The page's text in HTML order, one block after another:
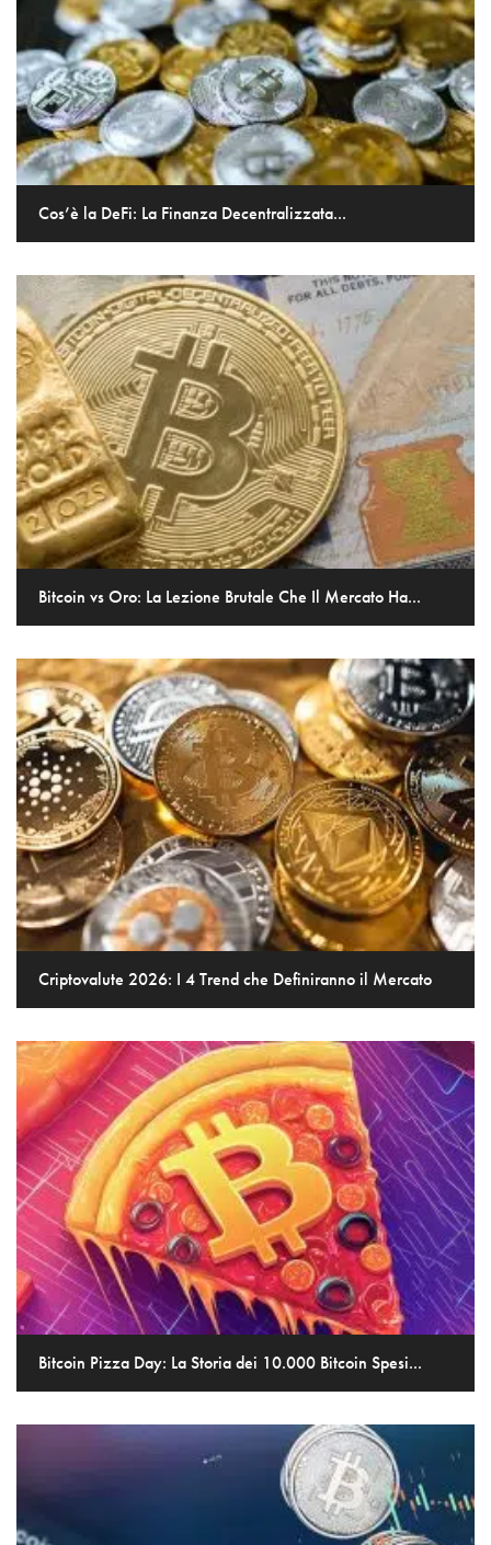
Cos’è la DeFi: La Finanza Decentralizzata...
Bitcoin vs Oro: La Lezione Brutale Che Il Mercato Ha...
Criptovalute 2026: I 4 Trend che Definiranno il Mercato
Bitcoin Pizza Day: La Storia dei 10.000 Bitcoin Spesi...